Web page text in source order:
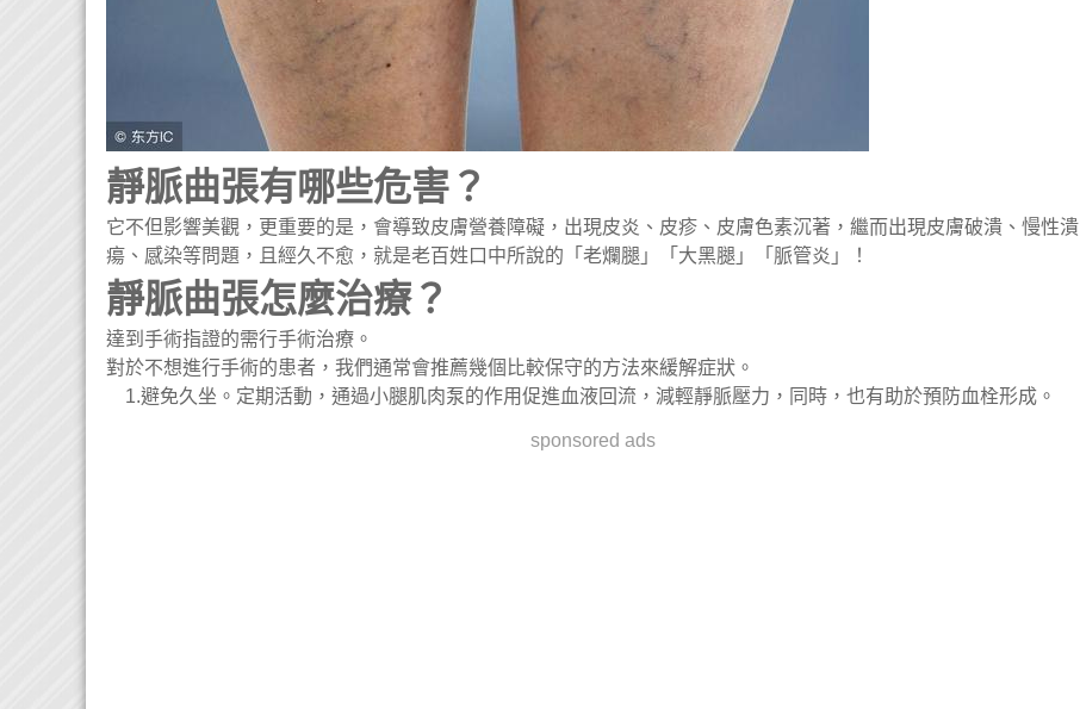
靜脈曲張有哪些危害？
它不但影響美觀，更重要的是，會導致皮膚營養障礙，出現皮炎、皮疹、皮膚色素沉著，繼而出現皮膚破潰、慢性潰
瘍、感染等問題，且經久不愈，就是老百姓口中所說的「老爛腿」「大黑腿」「脈管炎」！
靜脈曲張怎麼治療？
達到手術指證的需行手術治療。
對於不想進行手術的患者，我們通常會推薦幾個比較保守的方法來緩解症狀。
1.避免久坐。定期活動，通過小腿肌肉泵的作用促進血液回流，減輕靜脈壓力，同時，也有助於預防血栓形成。
sponsored ads